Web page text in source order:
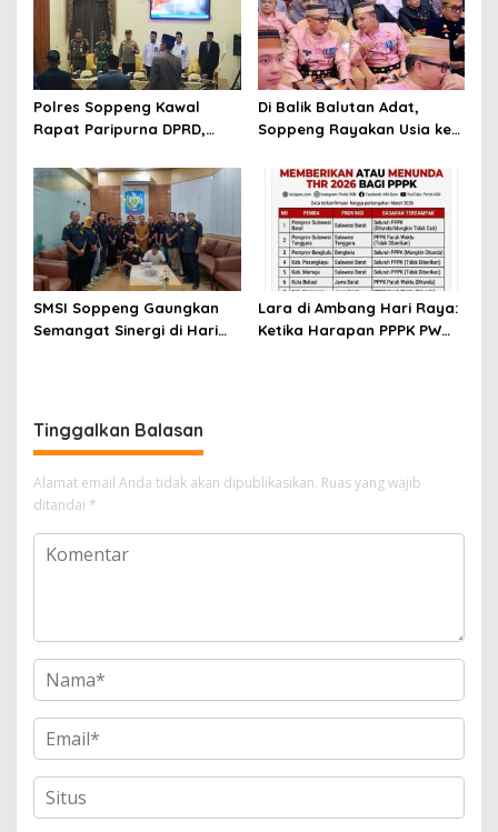
Polres Soppeng Kawal
Rapat Paripurna DPRD,
Jadi Pilar Stabilitas
Pemerintahan Daerah
Di Balik Balutan Adat,
Soppeng Rayakan Usia ke-
Kebersamaan
SMSI Soppeng Gaungkan
Semangat Sinergi di Hari
Lara di Ambang Hari Raya:
Ketika Harapan PPPK PW
Tinggalkan Balasan
Alamat email Anda tidak akan dipublikasikan. Ruas yang wajib
ditandai *